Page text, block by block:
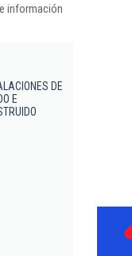
información
DE
E